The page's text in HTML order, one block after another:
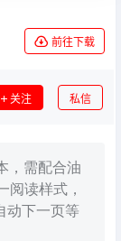
前往下载
关注 私信
，需配合油
阅读样式，
动下一页等